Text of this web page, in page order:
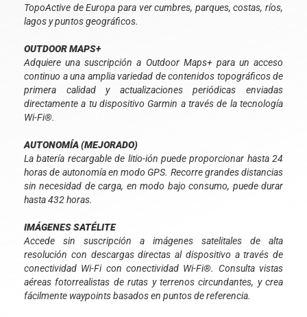
TopoActive de Europa para ver cumbres, parques, costas, ríos,
lagos y puntos geográficos.
OUTDOOR MAPS+
Adquiere una suscripción a Outdoor Maps+ para un acceso
continuo a una amplia variedad de contenidos topográficos de
primera calidad y actualizaciones periódicas enviadas
directamente a tu dispositivo Garmin a través de la tecnología
Wi-Fi®.
AUTONOMÍA (MEJORADO)
La batería recargable de litio-ión puede proporcionar hasta 24
horas de autonomía en modo GPS. Recorre grandes distancias
sin necesidad de carga, en modo bajo consumo, puede durar
hasta 432 horas.
IMÁGENES SATÉLITE
Accede sin suscripción a imágenes satelitales de alta
resolución con descargas directas al dispositivo a través de
conectividad Wi-Fi con conectividad Wi-Fi®. Consulta vistas
aéreas fotorrealistas de rutas y terrenos circundantes, y crea
fácilmente waypoints basados en puntos de referencia.